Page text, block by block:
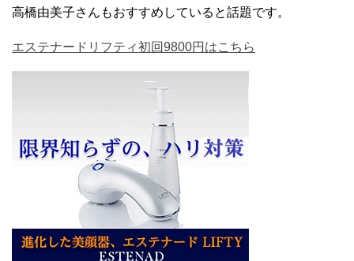
高橋由美子さんもおすすめしていると話題です。
エステナードリフティ初回9800円はこちら